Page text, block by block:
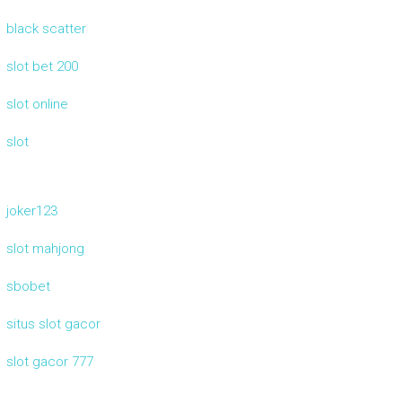
black scatter
slot bet 200
slot online
slot
joker123
slot mahjong
sbobet
situs slot gacor
slot gacor 777